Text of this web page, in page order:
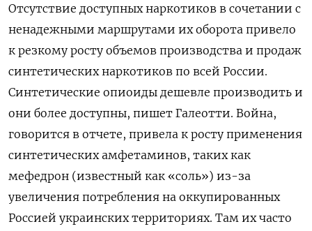
Отсутствие доступных наркотиков в сочетании с
ненадежными маршрутами их оборота привело
к резкому росту объемов производства и продаж
синтетических наркотиков по всей России.
Синтетические опиоиды дешевле производить и
они более доступны, пишет Галеотти. Война,
говорится в отчете, привела к росту применения
синтетических амфетаминов, таких как
мефедрон (известный как «соль») из-за
увеличения потребления на оккупированных
Россией украинских территориях. Там их часто